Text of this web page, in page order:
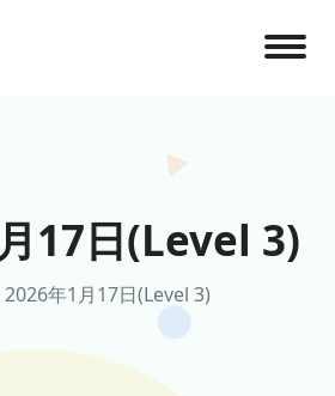
17日(Level 3)
2026年1月17日(Level 3)